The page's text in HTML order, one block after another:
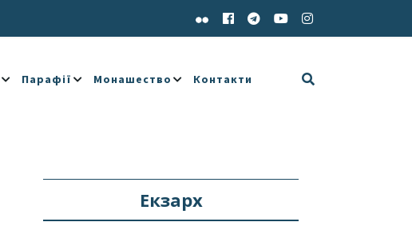
Парафії Монашество Контакти
Екзарх